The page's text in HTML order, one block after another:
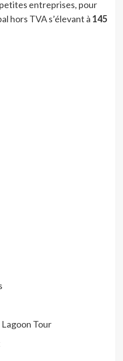
entreprises, pour
hors TVA s’élevant à 145
Tour